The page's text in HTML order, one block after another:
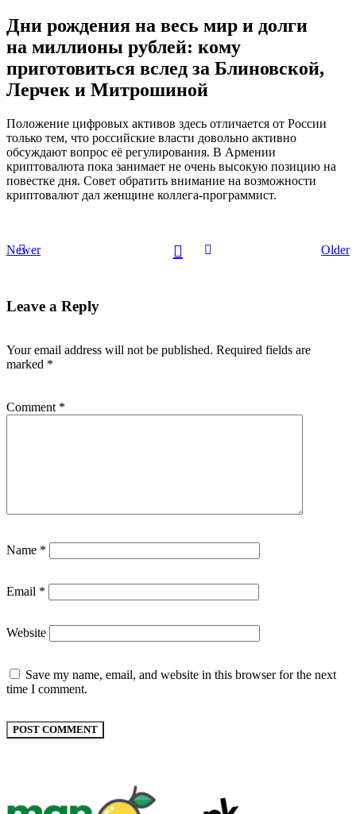
Дни рождения на весь мир и долги
на миллионы рублей: кому
приготовиться вслед за Блиновской,
Лерчек и Митрошиной
Положение цифровых активов здесь отличается от России
только тем, что российские власти довольно активно
обсуждают вопрос её регулирования. В Армении
криптовалюта пока занимает не очень высокую позицию на
повестке дня. Совет обратить внимание на возможности
криптовалют дал женщине коллега-программист.
Newer Older
Leave a Reply
Your email address will not be published. Required fields are
marked *
Comment *
Name *
Email *
Website
Save my name, email, and website in this browser for the next
time I comment.